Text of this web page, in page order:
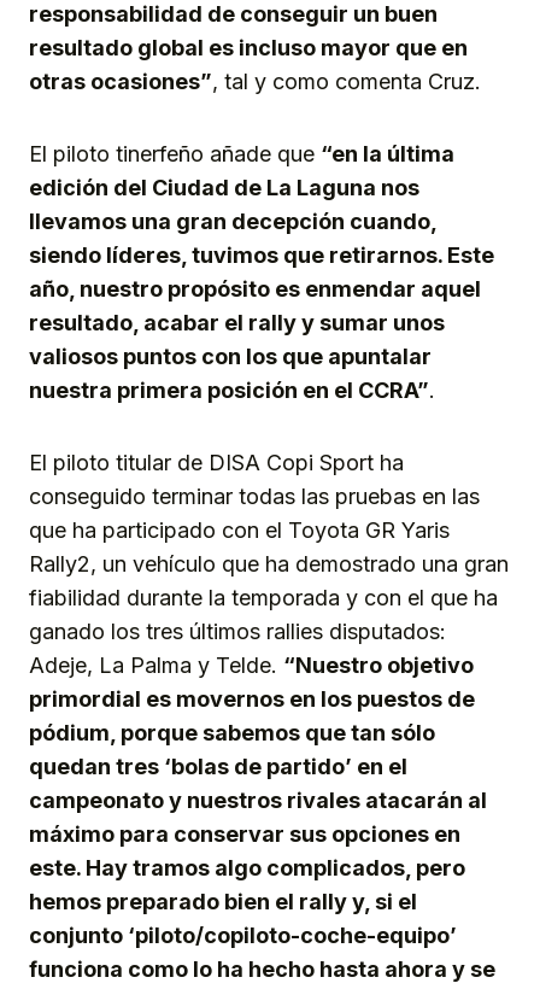
responsabilidad de conseguir un buen
resultado global es incluso mayor que en
otras ocasiones”, tal y como comenta Cruz.
El piloto tinerfeño añade que “en la última
edición del Ciudad de La Laguna nos
llevamos una gran decepción cuando,
siendo líderes, tuvimos que retirarnos. Este
año, nuestro propósito es enmendar aquel
resultado, acabar el rally y sumar unos
valiosos puntos con los que apuntalar
nuestra primera posición en el CCRA”.
El piloto titular de DISA Copi Sport ha
conseguido terminar todas las pruebas en las
que ha participado con el Toyota GR Yaris
Rally2, un vehículo que ha demostrado una gran
fiabilidad durante la temporada y con el que ha
ganado los tres últimos rallies disputados:
Adeje, La Palma y Telde. “Nuestro objetivo
primordial es movernos en los puestos de
pódium, porque sabemos que tan sólo
quedan tres ‘bolas de partido’ en el
campeonato y nuestros rivales atacarán al
máximo para conservar sus opciones en
este. Hay tramos algo complicados, pero
hemos preparado bien el rally y, si el
conjunto ‘piloto/copiloto-coche-equipo’
funciona como lo ha hecho hasta ahora y se